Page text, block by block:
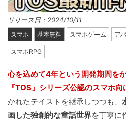
リリース日：2024/10/11
スマホ 基本無料 スマホゲーム ア
スマホRPG
心を込めて4年という開発期間を
『TOS』シリーズ公認のスマホ
かれたテイストを継承しつつも、
画した独創的な童話世界を丁寧に